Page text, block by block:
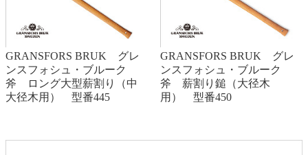
GRANSFORS BRUK グレ
ンスフォシュ・ブルーク
斧 ロング大型薪割り（中
大径木用） 型番445
GRANSFORS BRUK グレ
ンスフォシュ・ブルーク
斧 薪割り鎚（大径木
用） 型番450